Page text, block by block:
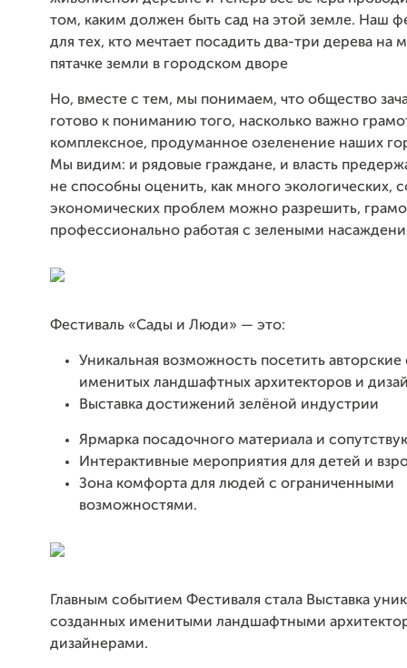
том, каким должен быть сад на этой земле. Наш
для тех, кто мечтает посадить два-три дерева на
пятачке земли в городском дворе
Но, вместе с тем, мы понимаем, что общество
готово к пониманию того, насколько важно
комплексное, продуманное озеленение наших
Мы видим: и рядовые граждане, и власть
не способны оценить, как много экологических,
экономических проблем можно разрешить,
профессионально работая с зелеными
Фестиваль «Сады и Люди» — это:
Уникальная возможность посетить авторские
именитых ландшафтных архитекторов и
Выставка достижений зелёной индустрии
Ярмарка посадочного материала и
Интерактивные мероприятия для детей и
Зона комфорта для людей с ограниченными
возможностями.
Главным событием Фестиваля стала Выставка
созданных именитыми ландшафтными
дизайнерами.